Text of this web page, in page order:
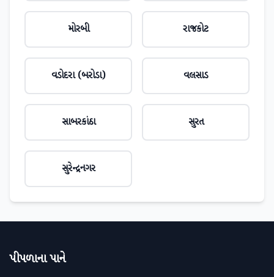
મોરબી રાજકોટ
વડોદરા (બરોડા) વલસાડ
સાબરકાંઠા સુરત
સુરેન્દ્રનગર
પીપળાના પાને